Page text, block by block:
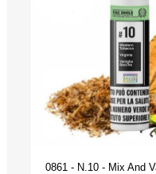

0861 - N.10 - Mix And